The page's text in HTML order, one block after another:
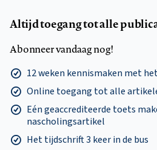
Altijd toegang tot alle
Abonneer vandaag nog!
12 weken kennismaken met
Online toegang tot alle
Eén geaccrediteerde toets
nascholingsartikel
Het tijdschrift 3 keer in de bus